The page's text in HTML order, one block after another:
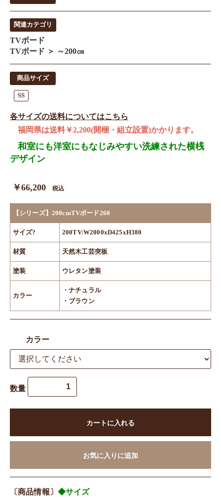
関連カテゴリ
TVボード
TVボード ＞ ～200㎝
商品サイズ
SS
各サイズの送料についてはこちら
福岡県は送料￥2,200(開梱・組立設置)かかります。
和室にも洋室にもなじみやすい洗練された横桟
デザイン
￥66,200 税込
【シリーズ】200cmTVボード260
サイズ? 200TV:W2000xD425xH380
材質 天然木工芸突板
塗装 ウレタン塗装
カラー
・ナチュラル
・ブラウン
カラー
数量
カートに入れる
お気に入りに追加
〔商品情報〕 ◆サイズ